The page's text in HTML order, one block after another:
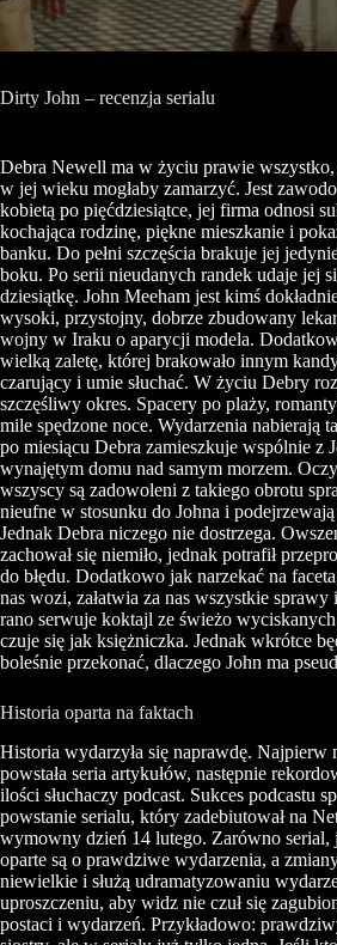
Dirty John – recenzja serialu
Debra Newell ma w życiu prawie
w jej wieku mogłaby zamarzyć. Jest
kobietą po pięćdziesiątce, jej firma odnosi
kochająca rodzinę, piękne mieszkanie i
banku. Do pełni szczęścia brakuje jej
boku. Po serii nieudanych randek udaje jej
dziesiątkę. John Meeham jest kimś
wysoki, przystojny, dobrze zbudowany
wojny w Iraku o aparycji modela.
wielką zaletę, której brakowało innym
czarujący i umie słuchać. W życiu Debry
szczęśliwy okres. Spacery po plaży,
mile spędzone noce. Wydarzenia nabierają
po miesiącu Debra zamieszkuje wspólnie z
wynajętym domu nad samym morzem.
wszyscy są zadowoleni z takiego obrotu
nieufne w stosunku do Johna i podejrzewają
Jednak Debra niczego nie dostrzega.
zachował się niemiło, jednak potrafił
do błędu. Dodatkowo jak narzekać na
nas wozi, załatwia za nas wszystkie
rano serwuje koktajl ze świeżo
czuje się jak księżniczka. Jednak wkrótce
boleśnie przekonać, dlaczego John ma
Historia oparta na faktach
Historia wydarzyła się naprawdę. Najpierw
powstała seria artykułów, następnie
ilości słuchaczy podcast. Sukces podcastu
powstanie serialu, który zadebiutował na
wymowny dzień 14 lutego. Zarówno serial,
oparte są o prawdziwe wydarzenia, a
niewielkie i służą udramatyzowaniu
uproszczeniu, aby widz nie czuł się
postaci i wydarzeń. Przykładowo: